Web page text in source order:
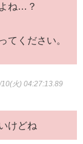
ね…？
てください。
10(火) 04:27:13.89
けどね